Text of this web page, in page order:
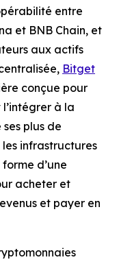
entre
et BNB Chain, et
aux actifs
Bitget
conçue pour
à la
plus de
les infrastructures
d’une
acheter et
et payer en